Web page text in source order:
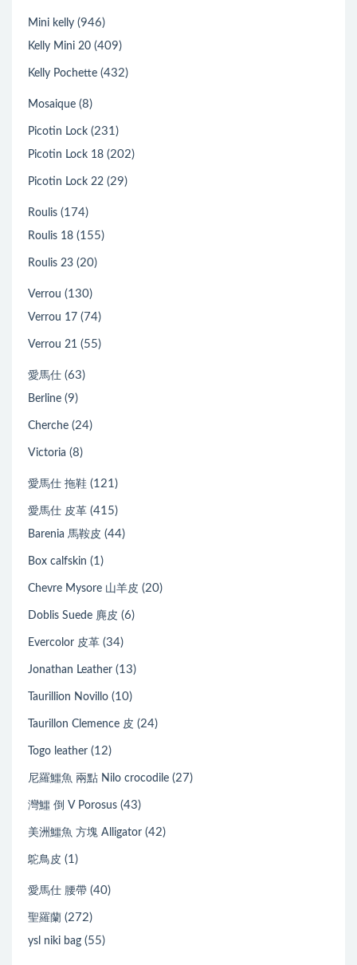
Mini kelly (946)
Kelly Mini 20 (409)
Kelly Pochette (432)
Mosaique (8)
Picotin Lock (231)
Picotin Lock 18 (202)
Picotin Lock 22 (29)
Roulis (174)
Roulis 18 (155)
Roulis 23 (20)
Verrou (130)
Verrou 17 (74)
Verrou 21 (55)
愛馬仕 (63)
Berline (9)
Cherche (24)
Victoria (8)
愛馬仕 拖鞋 (121)
愛馬仕 皮革 (415)
Barenia 馬鞍皮 (44)
Box calfskin (1)
Chevre Mysore 山羊皮 (20)
Doblis Suede 麂皮 (6)
Evercolor 皮革 (34)
Jonathan Leather (13)
Taurillion Novillo (10)
Taurillon Clemence 皮 (24)
Togo leather (12)
尼羅鱷魚 兩點 Nilo crocodile (27)
灣鱷 倒 V Porosus (43)
美洲鱷魚 方塊 Alligator (42)
鴕鳥皮 (1)
愛馬仕 腰帶 (40)
聖羅蘭 (272)
ysl niki bag (55)